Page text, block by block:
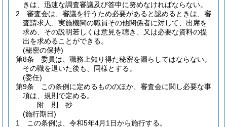
きは、迅速な調査審議及び答申に努めなければならない。
2
審査会は、審議を行うため必要があると認めるときは、審
査請求人、実施機関の職員その他関係者に対して、出席を
求め、その説明若しくは意見を聴き、又は必要な資料の提
出を求めることができる。
(秘密の保持)
第8条
委員は、職務上知り得た秘密を漏らしてはならない。
その職を退いた後も、同様とする。
(委任)
第9条
この条例に定めるもののほか、審査会に関し必要な事
項は、規則で定める。
附 則
抄
(施行期日)
1
この条例は、令和5年4月1日から施行する。